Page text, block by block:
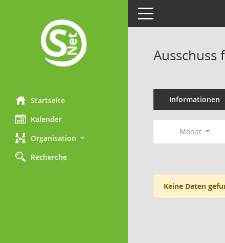
Startseite
Kalender
Organisation
Recherche
Toggle navigation
Ausschuss
Informationen
Monat
Keine Daten